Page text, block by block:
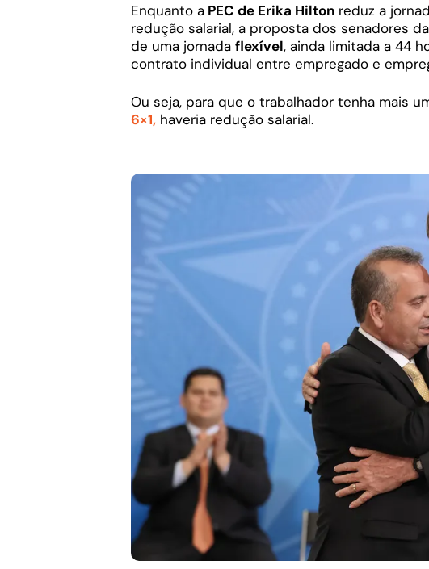
Enquanto a PEC de Erika Hilton reduz a
redução salarial, a proposta dos senadores
de uma jornada flexível, ainda limitada a 44
contrato individual entre empregado e
Ou seja, para que o trabalhador tenha mais
6×1, haveria redução salarial.